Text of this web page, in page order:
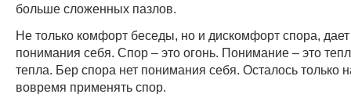
больше сложенных пазлов.
Не только комфорт беседы, но и дискомфорт спора, дает
понимания себя. Спор – это огонь. Понимание – это
тепла. Беp спора нет понимания себя. Осталось только
вовремя применять спор.